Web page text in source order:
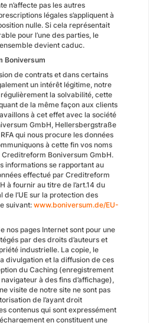
n’affecte pas les autres
légales s’appliquent à
nulle. Si cela représentait
pour l’une des parties, le
devient caduc.
Boniversum
de contrats et dans certains
un intérêt légitime, notre
la solvabilité, cette
de la même façon aux clients
à cet effet avec la société
GmbH, Hellersbergstraße
qui nous procure les données
à cette fin vos noms
Boniversum GmbH.
informations se rapportant au
effectué par Creditreform
à fournir au titre de l’art.14 du
de l’UE sur la protection des
suivant:www.boniversum.de/EU-
nos pages Internet sont pour une
par des droits d’auteurs et
industrielle. La copie, le
divulgation et la diffusion de ces
du Caching (enregistrement
à des fins d’affichage),
visite de notre site ne sont pas
de l’ayant droit
contenus qui sont expressément
en constituent une